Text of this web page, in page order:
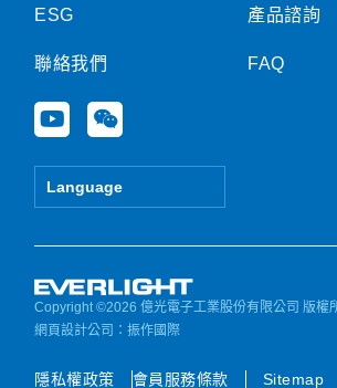
ESG
聯絡我們
Y
o
u
e
W
e
i
Language
產品諮詢
FAQ
Copyright ©2026 億光電子工業股份有限公司 版權
網頁設計公司 ：振作國際
隱私權政策 會員服務條款 Sitemap